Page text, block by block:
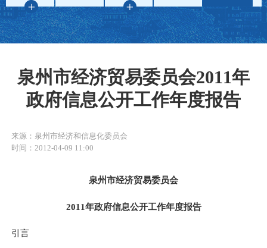
泉州市经济贸易委员会2011年
政府信息公开工作年度报告
来源：泉州市经济和信息化委员会
时间：2012-04-09 11:00
泉州市经济贸易委员会
2011年政府信息公开工作年度报告
引言